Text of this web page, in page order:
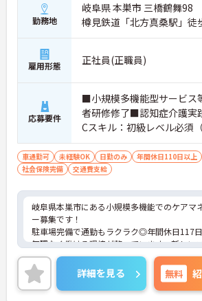
勤務地
岐阜県 本巣市 三橋鶴舞98
樽見鉄道「北方真桑駅」徒
雇用形態 正社員(正職員)
応募要件
■小規模多機能型サービス
者研修修了■認知症介護実
Cスキル：初級レベル必須
■経験者優遇
車通勤可 未経験OK 日勤のみ 年間休日110日以上
社会保険完備
交通費支給
岐阜県本巣市にある小規模多機能でのケアマ
ー募集です！
駐車場完備で通勤もラクラク◎年間休日117
無理なく働ける環境が整っています。新しい
トを切れるこの機会に、ぜひご応募をご検討
い。
ご興味のある方には、面接対策ポイントなど
に詳細をご案内しますのでお気軽にご相談く
詳細を見る 無料